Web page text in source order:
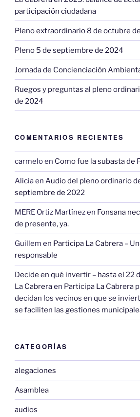
participación ciudadana
Pleno extraordinario 8 de octubre
Pleno 5 de septiembre de 2024
Jornada de Concienciación
Ruegos y preguntas al pleno
de 2024
COMENTARIOS RECIENTES
carmeloen Como fue la subasta de
Aliciaen Audio del pleno ordinario
septiembre de 2022
MERE Ortiz Martínezen Fonsana
de presente, ya.
Guillem en Participa La Cabrera –
responsable
Decide en qué invertir – hasta el 22
La Cabreraen Participa La Cabrera
decidan los vecinos en que se
se faciliten las gestiones
CATEGORÍAS
alegaciones
Asamblea
audios